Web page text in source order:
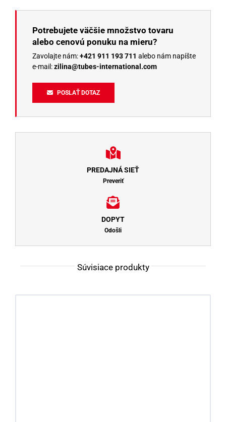
Potrebujete väčšie množstvo tovaru
alebo cenovú ponuku na mieru?
Zavolajte nám:+421 911 193 711 alebo nám napíšte
e-mail:zilina@tubes-international.com
POSLAŤ DOTAZ
PREDAJNÁ SIEŤ
Preveriť
DOPYT
Odošli
Súvisiace produkty